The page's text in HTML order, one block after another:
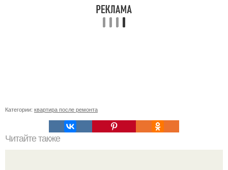
Категории: квартира после ремонта
Читайте также